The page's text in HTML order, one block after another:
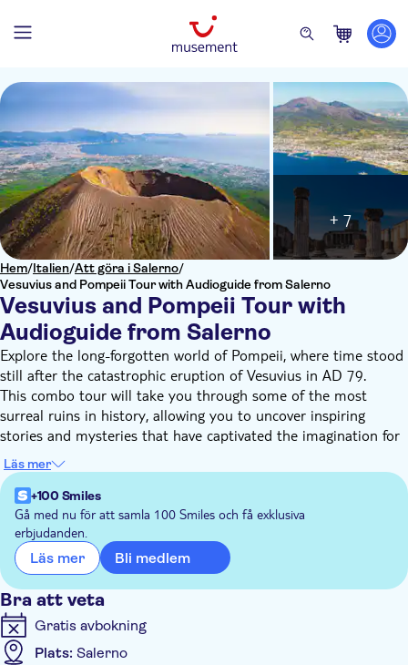
Hem/Italien/Att göra i Salerno/
Vesuvius and Pompeii Tour with Audioguide from Salerno
Vesuvius and Pompeii Tour with
Audioguide from Salerno
+ 7
Explore the long-forgotten world of Pompeii, where time stood
still after the catastrophic eruption of Vesuvius in AD 79.
This combo tour will take you through some of the most
surreal ruins in history, allowing you to uncover inspiring
stories and mysteries that have captivated the imagination for
centuries. Step back in time as you stroll through ancient
streets frozen in an eternal moment: come and discover
Pompeii and be mesmerized by the incredible views from the
top of Vesuvius. You will be transported on an unprecedented
journey through history.
Entrance tickets, audioguides and transfer are included in the
price. An unforgettable experience with a practical and fast
transfer.
Läs mer
+100 Smiles
Gå med nu för att samla 100 Smiles och få exklusiva
erbjudanden.
Läs mer Bli medlem
Bra att veta
Gratis avbokning
Plats: Salerno